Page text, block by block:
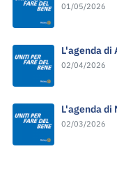
01/05/2026
L'agenda di
02/04/2026
L'agenda di
02/03/2026